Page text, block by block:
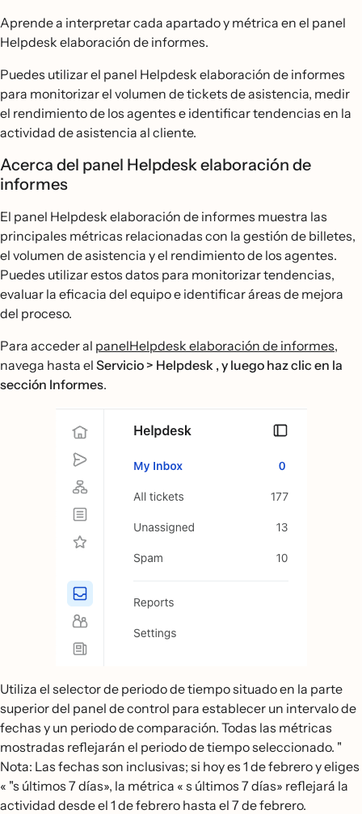
Aprende a interpretar cada apartado y métrica en el panel
Helpdesk elaboración de informes.
Puedes utilizar el panel Helpdesk elaboración de informes
para monitorizar el volumen de tickets de asistencia, medir
el rendimiento de los agentes e identificar tendencias en la
actividad de asistencia al cliente.
Acerca del panel Helpdesk elaboración de
informes
El panel Helpdesk elaboración de informes muestra las
principales métricas relacionadas con la gestión de billetes,
el volumen de asistencia y el rendimiento de los agentes.
Puedes utilizar estos datos para monitorizar tendencias,
evaluar la eficacia del equipo e identificar áreas de mejora
del proceso.
Para acceder al panelHelpdesk elaboración de informes,
navega hasta el Servicio > Helpdesk , y luego haz clic en la
sección Informes.
Utiliza el selector de periodo de tiempo situado en la parte
superior del panel de control para establecer un intervalo de
fechas y un periodo de comparación. Todas las métricas
mostradas reflejarán el periodo de tiempo seleccionado. "
Nota: Las fechas son inclusivas; si hoy es 1 de febrero y eliges
« "s últimos 7 días», la métrica « s últimos 7 días» reflejará la
actividad desde el 1 de febrero hasta el 7 de febrero.